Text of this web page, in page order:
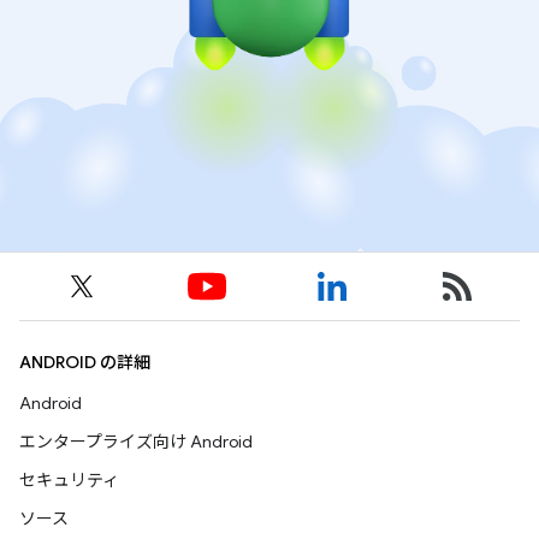
ANDROID の詳細
Android
エンタープライズ向け Android
セキュリティ
ソース